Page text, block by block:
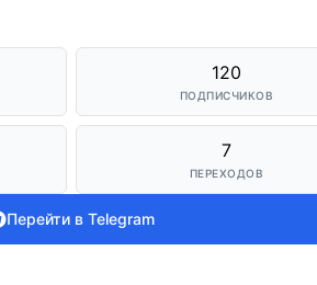
120
ПОДПИСЧИКОВ
7
ПЕРЕХОДОВ
Перейти в Telegram